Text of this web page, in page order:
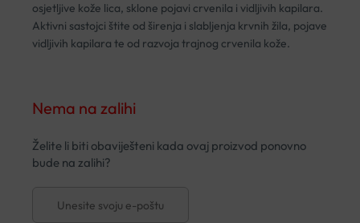
osjetljive kože lica, sklone pojavi crvenila i vidljivih kapilara.
Aktivni sastojci štite od širenja i slabljenja krvnih žila, pojave
vidljivih kapilara te od razvoja trajnog crvenila kože.
Nema na zalihi